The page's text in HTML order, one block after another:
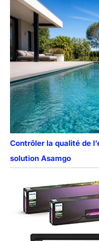
Contrôler la qualité de
solution Asamgo